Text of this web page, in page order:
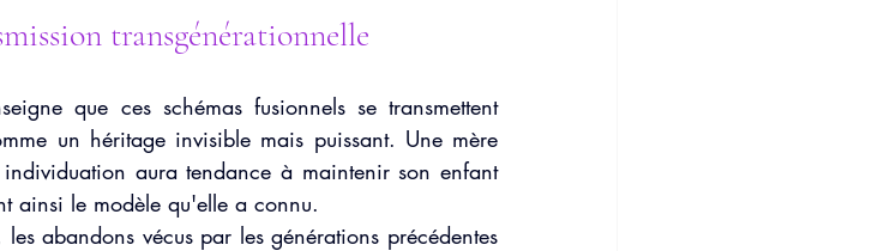
transgénérationnelle
que ces schémas fusionnels se transmettent
un héritage invisible mais puissant. Une mère
aura tendance à maintenir son enfant
ainsi le modèle qu'elle a connu.
abandons vécus par les générations précédentes